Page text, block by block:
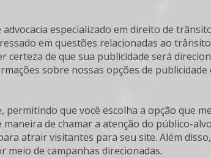
especializado em direito de
em questões relacionadas ao
de que sua publicidade será
sobre nossas opções de
que você escolha a opção que
de chamar a atenção do público-
atrair visitantes para seu site. Além
de campanhas direcionadas.